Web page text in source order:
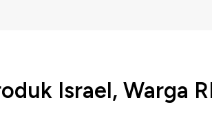
Israel, Warga